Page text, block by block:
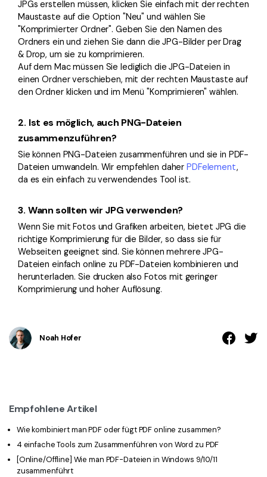
JPGs erstellen müssen, klicken Sie einfach mit der rechten
Maustaste auf die Option "Neu" und wählen Sie
"Komprimierter Ordner". Geben Sie den Namen des
Ordners ein und ziehen Sie dann die JPG-Bilder per Drag
& Drop, um sie zu komprimieren.
Auf dem Mac müssen Sie lediglich die JPG-Dateien in
einen Ordner verschieben, mit der rechten Maustaste auf
den Ordner klicken und im Menü "Komprimieren" wählen.
2. Ist es möglich, auch PNG-Dateien
zusammenzuführen?
Sie können PNG-Dateien zusammenführen und sie in PDF-
Dateien umwandeln. Wir empfehlen daher PDFelement,
da es ein einfach zu verwendendes Tool ist.
3. Wann sollten wir JPG verwenden?
Wenn Sie mit Fotos und Grafiken arbeiten, bietet JPG die
richtige Komprimierung für die Bilder, so dass sie für
Webseiten geeignet sind. Sie können mehrere JPG-
Dateien einfach online zu PDF-Dateien kombinieren und
herunterladen. Sie drucken also Fotos mit geringer
Komprimierung und hoher Auflösung.
Noah Hofer
Empfohlene Artikel
Wie kombiniert man PDF oder fügt PDF online zusammen?
4 einfache Tools zum Zusammenführen von Word zu PDF
[Online/Offline] Wie man PDF-Dateien in Windows 9/10/11
zusammenführt